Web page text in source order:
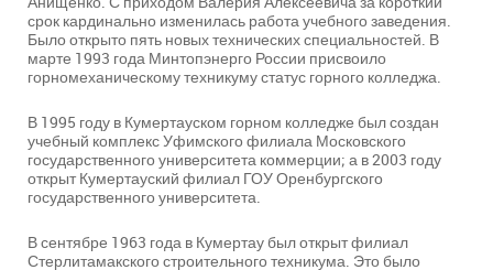
срок кардинально изменилась работа учебного заведения.
Было открыто пять новых технических специальностей. В
марте 1993 года Минтопэнерго России присвоило
горномеханическому техникуму статус горного колледжа.
В 1995 году в Кумертауском горном колледже был создан
учебный комплекс Уфимского филиала Московского
государственного университета коммерции; а в 2003 году
открыт Кумертауский филиал ГОУ Оренбургского
государственного университета.
В сентябре 1963 года в Кумертау был открыт филиал
Стерлитамакского строительного техникума. Это было